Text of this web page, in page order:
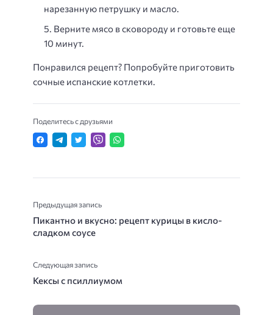
нарезанную петрушку и масло.
Верните мясо в сковороду и готовьте еще
10 минут.
Понравился рецепт? Попробуйте приготовить
сочные испанские котлетки.
Поделитесь с друзьями
Предыдущая запись
Пикантно и вкусно: рецепт курицы в кисло-
сладком соусе
Следующая запись
Кексы с псиллиумом